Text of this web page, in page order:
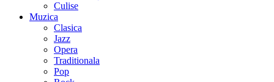
Culise
Muzica
Clasica
Jazz
Opera
Traditionala
Pop